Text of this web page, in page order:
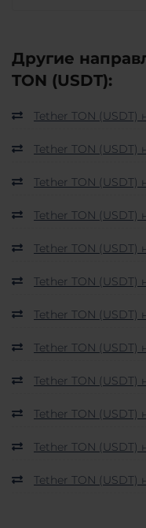
Другие
TON (USDT):
Tether TON
Tether TON (USDT)
Tether TON (USDT)
Tether TON
Tether TON (USDT)
Tether TON (USDT)
Tether TON (USDT)
Tether TON (USDT)
Tether TON (USDT)
Tether TON (USDT)
Tether TON (USDT)
Tether TON (USDT)